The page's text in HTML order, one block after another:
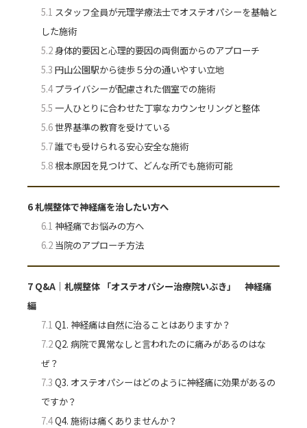
5.1 スタッフ全員が元理学療法士でオステオパシーを基軸と
した施術
5.2身体的要因と心理的要因の両側面からのアプローチ
5.3 円山公園駅から徒歩５分の通いやすい立地
5.4プライバシーが配慮された個室での施術
5.5 一人ひとりに合わせた丁寧なカウンセリングと整体
5.6世界基準の教育を受けている
5.7誰でも受けられる安心安全な施術
5.8根本原因を見つけて、どんな所でも施術可能
6札幌整体で神経痛を治したい方へ
6.1 神経痛でお悩みの方へ
6.2当院のアプローチ方法
7 Q&A｜札幌整体 「オステオパシー治療院いぶき」 神経痛
編
7.1 Q1. 神経痛は自然に治ることはありますか？
7.2Q2. 病院で異常なしと言われたのに痛みがあるのはな
ぜ？
7.3 Q3. オステオパシーはどのように神経痛に効果があるの
ですか？
7.4Q4. 施術は痛くありませんか？